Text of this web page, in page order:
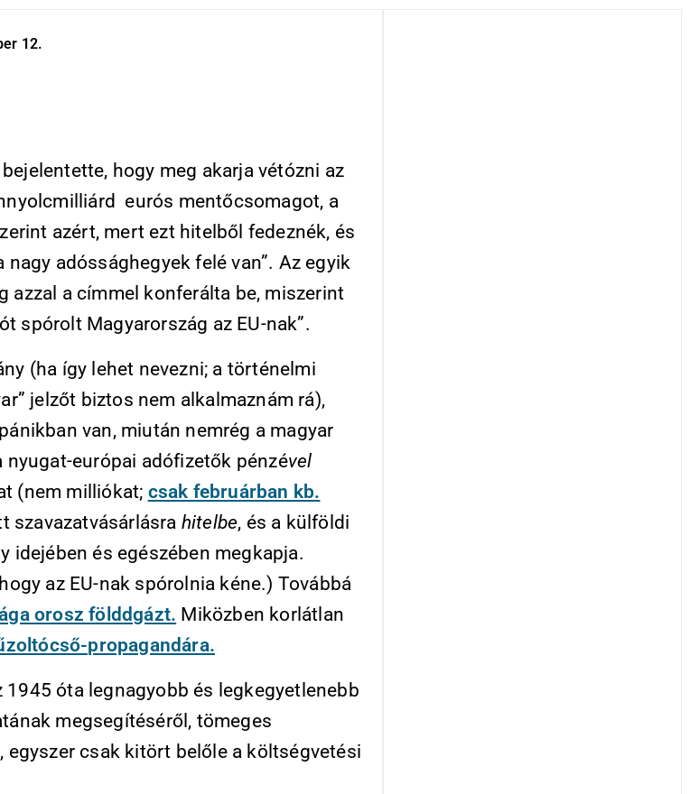
12.
hogy meg akarja vétózni az
eurós mentőcsomagot, a
azért, mert ezt hitelből fedeznék, és
nagy adóssághegyek felé van”. Az egyik
azzal a címmel konferálta be, miszerint
spórolt Magyarország az EU-nak”.
(ha így lehet nevezni; a történelmi
jelzőt biztos nem alkalmaznám rá),
van, miután nemrég a magyar
nyugat-európai adófizetők pénzével
(nem milliókat; csak februárban kb.
szavazatvásárlásra hitelbe, és a külföldi
idejében és egészében megkapja.
az EU-nak spórolnia kéne.) Továbbá
orosz földdgázt. Miközben korlátlan
propagandára.
1945 óta legnagyobb és legkegyetlenebb
megsegítéséről, tömeges
egyszer csak kitört belőle a költségvetési